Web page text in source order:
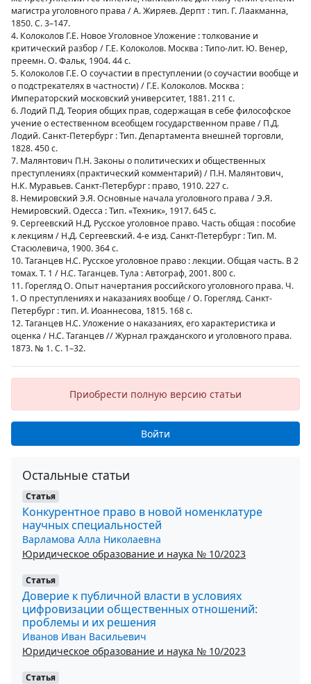
магистра уголовного права / А. Жиряев. Дерпт : тип. Г. Лаакманна,
1850. С. 3–147.
4. Колоколов Г.Е. Новое Уголовное Уложение : толкование и
критический разбор / Г.Е. Колоколов. Москва : Типо-лит. Ю. Венер,
преемн. О. Фальк, 1904. 44 с.
5. Колоколов Г.Е. О соучастии в преступлении (о соучастии вообще и
о подстрекателях в частности) / Г.Е. Колоколов. Москва :
Императорский московский университет, 1881. 211 с.
6. Лодий П.Д. Теория общих прав, содержащая в себе философское
учение о естественном всеобщем государственном праве / П.Д.
Лодий. Санкт-Петербург : Тип. Департамента внешней торговли,
1828. 450 с.
7. Малянтович П.Н. Законы о политических и общественных
преступлениях (практический комментарий) / П.Н. Малянтович,
Н.К. Муравьев. Санкт-Петербург : право, 1910. 227 с.
8. Немировский Э.Я. Основные начала уголовного права / Э.Я.
Немировский. Одесса : Тип. «Техник», 1917. 645 с.
9. Сергеевский Н.Д. Русское уголовное право. Часть общая : пособие
к лекциям / Н.Д. Сергеевский. 4-е изд. Санкт-Петербург : Тип. М.
Стасюлевича, 1900. 364 с.
10. Таганцев Н.С. Русское уголовное право : лекции. Общая часть. В 2
томах. Т. 1 / Н.С. Таганцев. Тула : Автограф, 2001. 800 с.
11. Горегляд О. Опыт начертания российского уголовного права. Ч.
1. О преступлениях и наказаниях вообще / О. Горегляд. Санкт-
Петербург : тип. И. Иоаннесова, 1815. 168 с.
12. Таганцев Н.С. Уложение о наказаниях, его характеристика и
оценка / Н.С. Таганцев // Журнал гражданского и уголовного права.
1873. № 1. С. 1–32.
Приобрести полную версию статьи
Войти
Остальные статьи
Статья
Конкурентное право в новой номенклатуре
научных специальностей
Варламова Алла Николаевна
Юридическое образование и наука № 10/2023
Статья
Доверие к публичной власти в условиях
цифровизации общественных отношений:
проблемы и их решения
Иванов Иван Васильевич
Юридическое образование и наука № 10/2023
Статья